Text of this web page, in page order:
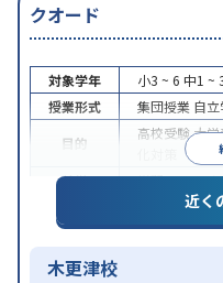
クオード
対象学年 小3 ~ 6 中1 ~
授業形式
集団授業 自立
目的
高校受験大学
特徴
学習にPC・
近く
木更津校